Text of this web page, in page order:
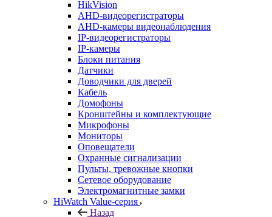
HikVision
AHD-видеорегистраторы
AHD-камеры видеонаблюдения
IP-видеорегистраторы
IP-камеры
Блоки питания
Датчики
Доводчики для дверей
Кабель
Домофоны
Кронштейны и комплектующие
Микрофоны
Мониторы
Оповещатели
Охранные сигнализации
Пульты, тревожные кнопки
Сетевое оборудование
Электромагнитные замки
HiWatch Value-серия
Назад